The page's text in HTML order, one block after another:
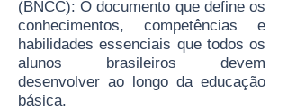
(BNCC): O documento que define os
conhecimentos, competências e
habilidades essenciais que todos os
alunos brasileiros devem
desenvolver ao longo da educação
básica.